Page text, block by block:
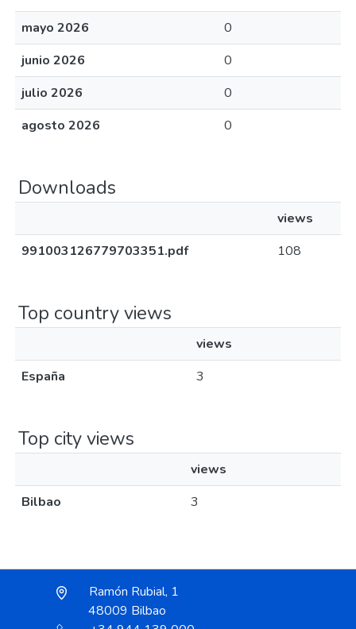
mayo 2026
0
junio 2026
0
julio 2026
0
agosto 2026
0
Downloads
views
991003126779703351.pdf
108
Top country views
views
España
3
Top city views
views
Bilbao
3
Ramón Rubial, 1
48009 Bilbao